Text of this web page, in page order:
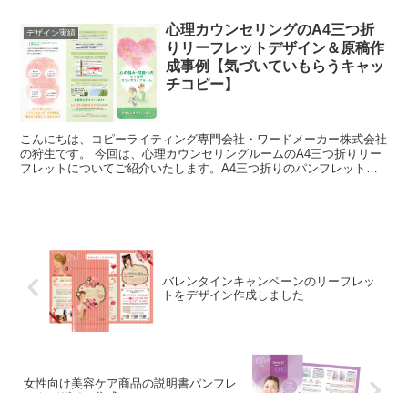
デザイン実績
心理カウンセリングのA4三つ折
りリーフレットデザイン＆原稿作
成事例【気づいていもらうキャッ
チコピー】
こんにちは、コピーライティング専門会社・ワードメーカー株式会社
の狩生です。 今回は、心理カウンセリングルームのA4三つ折りリー
フレットについてご紹介いたします。A4三つ折りのパンフレットで
バレンタインキャンペーンのリーフレッ
トをデザイン作成しました
女性向け美容ケア商品の説明書パンフレ